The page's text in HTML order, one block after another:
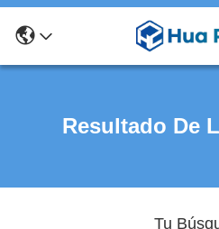
Resultado De
Tu